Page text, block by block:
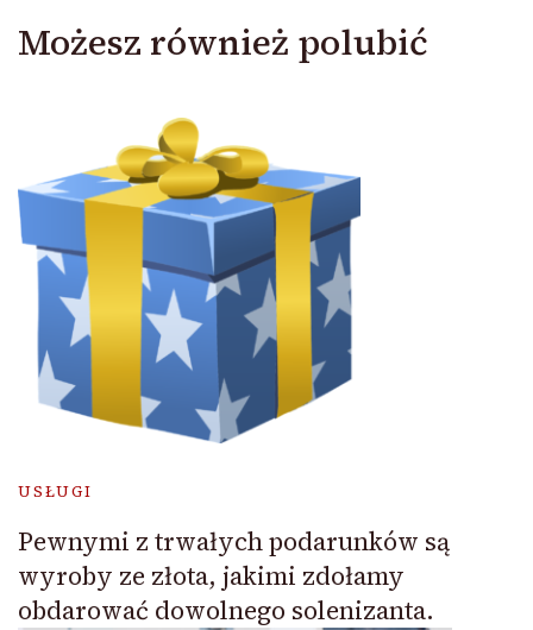
Możesz również polubić
USŁUGI
Pewnymi z trwałych podarunków są
wyroby ze złota, jakimi zdołamy
obdarować dowolnego solenizanta.